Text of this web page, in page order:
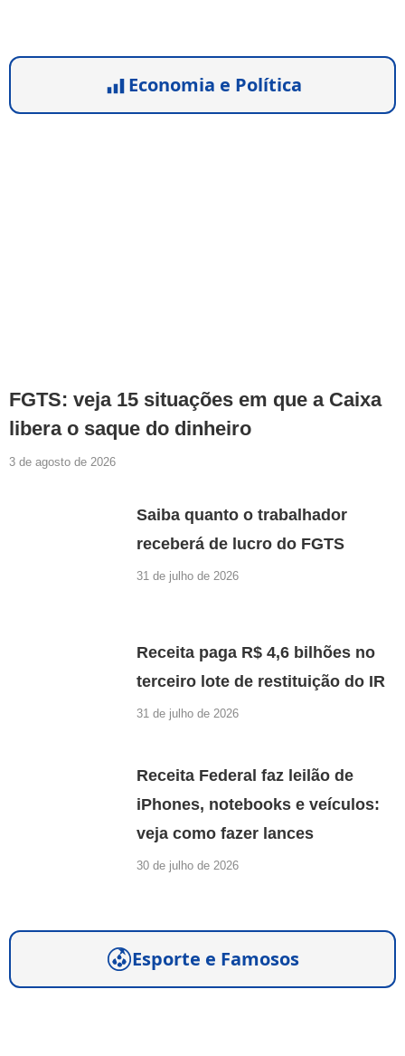
Economia e Política
FGTS: veja 15 situações em que a Caixa
libera o saque do dinheiro
3 de agosto de 2026
Saiba quanto o trabalhador
receberá de lucro do FGTS
31 de julho de 2026
Receita paga R$ 4,6 bilhões no
terceiro lote de restituição do IR
31 de julho de 2026
Receita Federal faz leilão de
iPhones, notebooks e veículos:
veja como fazer lances
30 de julho de 2026
Esporte e Famosos